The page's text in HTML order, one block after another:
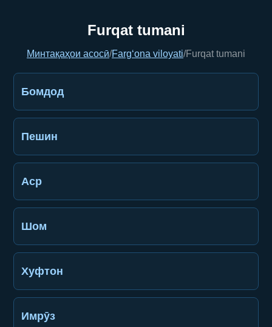
Furqat tumani
Минтақаҳои асосӣ/Farg‘ona viloyati/Furqat tumani
Бомдод
Пешин
Аср
Шом
Хуфтон
Имрӯз